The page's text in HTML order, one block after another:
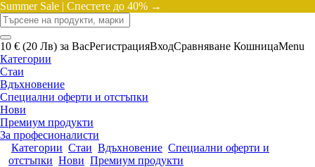
Summer Sale | Спестете до 40% →
10 € (20 Лв) за ВасРегистрацияВходСравняване КошницаMenu
Категории
Стаи
Вдъхновение
Специални оферти и отстъпки
Нови
Премиум продукти
За професионалисти
Категории Стаи Вдъхновение Специални оферти и
отстъпки Нови Премиум продукти